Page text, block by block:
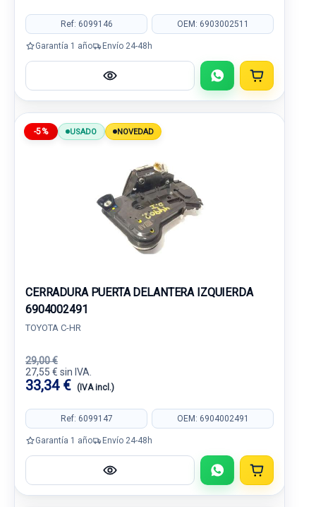
Ref: 6099146 OEM: 6903002511
Garantía 1 año Envío 24-48h
-5% USADO NOVEDAD
CERRADURA PUERTA DELANTERA IZQUIERDA
6904002491
TOYOTA C-HR
29,00 €
27,55 € sin IVA.
33,34 € (IVA incl.)
Ref: 6099147 OEM: 6904002491
Garantía 1 año Envío 24-48h